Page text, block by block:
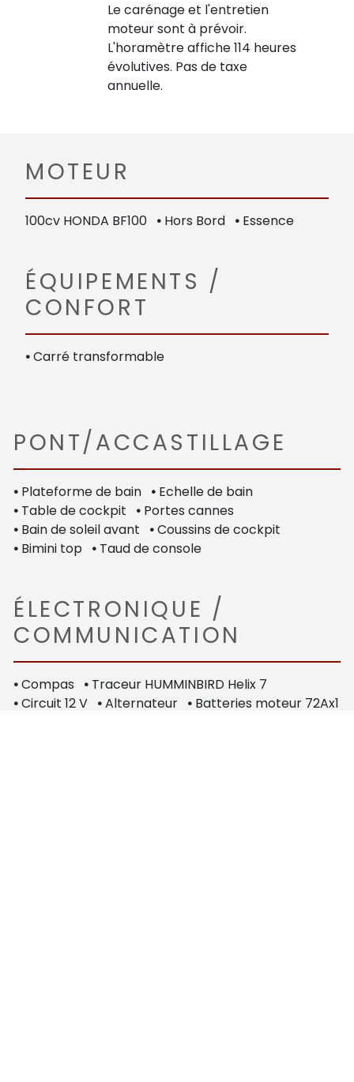
Le carénage et l'entretien
moteur sont à prévoir.
L'horamètre affiche 114 heures
évolutives. Pas de taxe
annuelle.
MOTEUR
100cv HONDA BF100 • Hors Bord • Essence
ÉQUIPEMENTS /
CONFORT
•Carré transformable
PONT/ACCASTILLAGE
• Plateforme de bain • Echelle de bain
• Table de cockpit • Portes cannes
• Bain de soleil avant •Coussins de cockpit
• Bimini top • Taud de console
ÉLECTRONIQUE /
COMMUNICATION
•Compas • Traceur HUMMINBIRD Helix 7
•Circuit 12 V •Alternateur • Batteries moteur 72Ax1